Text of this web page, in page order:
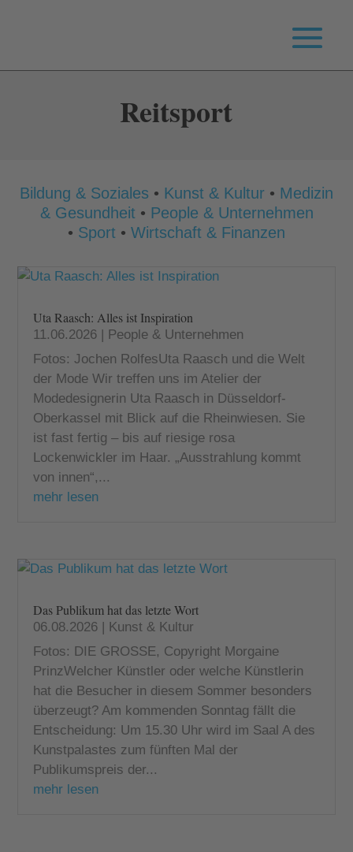
Reitsport
Bildung & Soziales • Kunst & Kultur • Medizin
& Gesundheit • People & Unternehmen
• Sport • Wirtschaft & Finanzen
Uta Raasch: Alles ist Inspiration
11.06.2026 | People & Unternehmen
Fotos: Jochen RolfesUta Raasch und die Welt
der Mode Wir treffen uns im Atelier der
Modedesignerin Uta Raasch in Düsseldorf-
Oberkassel mit Blick auf die Rheinwiesen. Sie
ist fast fertig – bis auf riesige rosa
Lockenwickler im Haar. „Ausstrahlung kommt
von innen“,...
mehr lesen
Das Publikum hat das letzte Wort
06.08.2026
Kunst & Kultur
Fotos: DIE GROSSE, Copyright Morgaine
PrinzWelcher Künstler oder welche Künstlerin
hat die Besucher in diesem Sommer besonders
überzeugt? Am kommenden Sonntag fällt die
Entscheidung: Um 15.30 Uhr wird im Saal A des
Kunstpalastes zum fünften Mal der
Publikumspreis der...
mehr lesen